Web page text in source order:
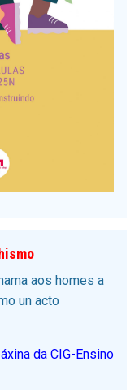
aos homes a
un acto
da CIG-Ensino